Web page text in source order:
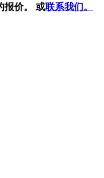
报价。 或联系我们。